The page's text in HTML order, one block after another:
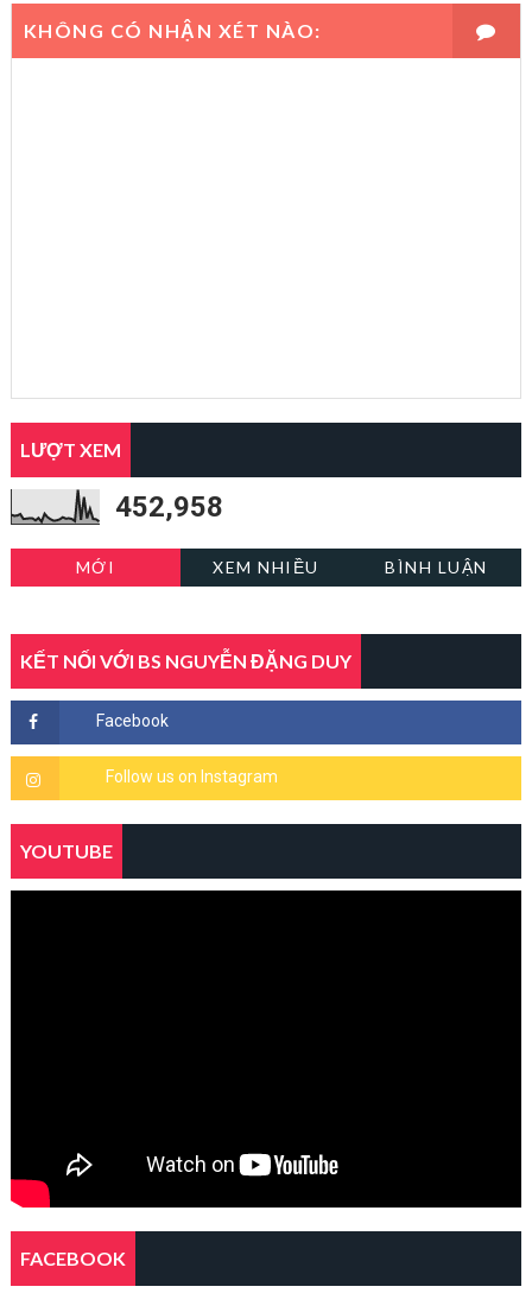
KHÔNG CÓ NHẬN XÉT NÀO:
LƯỢT XEM
452,958
MỚI XEM NHIỀU BÌNH LUẬN
KẾT NỐI VỚI BS NGUYỄN ĐẶNG DUY
YOUTUBE
FACEBOOK